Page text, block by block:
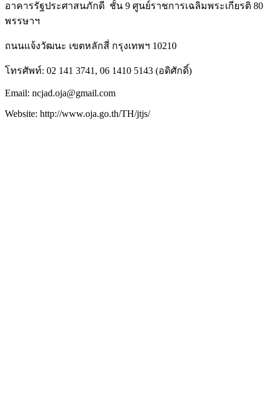
อาคารรัฐประศาสนภักดี ชั้น 9 ศูนย์ราชการเฉลิมพระเกียรติ 80
พรรษาฯ
ถนนแจ้งวัฒนะ เขตหลักสี่ กรุงเทพฯ 10210
โทรศัพท์: 02 141 3741, 06 1410 5143 (อดิศักดิ์)
Email: ncjad.oja@gmail.com
Website: http://www.oja.go.th/TH/jtjs/